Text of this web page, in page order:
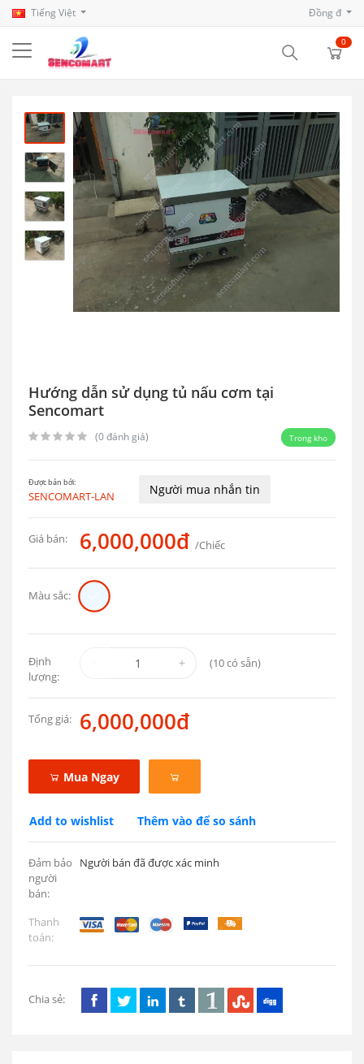
Tiếng Việt Đồng đ
0
Hướng dẫn sử dụng tủ nấu cơm tại
Sencomart
(0 đánh giá) Trong kho
Được bán bởi:
SENCOMART-LAN Người mua nhắn tin
Giá bán: 6,000,000đ /Chiếc
Màu sắc:
Định
lượng:
(10có sẵn)
Tổng giá: 6,000,000đ
Mua Ngay
Add to wishlist Thêm vào để so sánh
Đảm bảo
người
bán:
Người bán đã được xác minh
Thanh
toán:
Chia sẻ: